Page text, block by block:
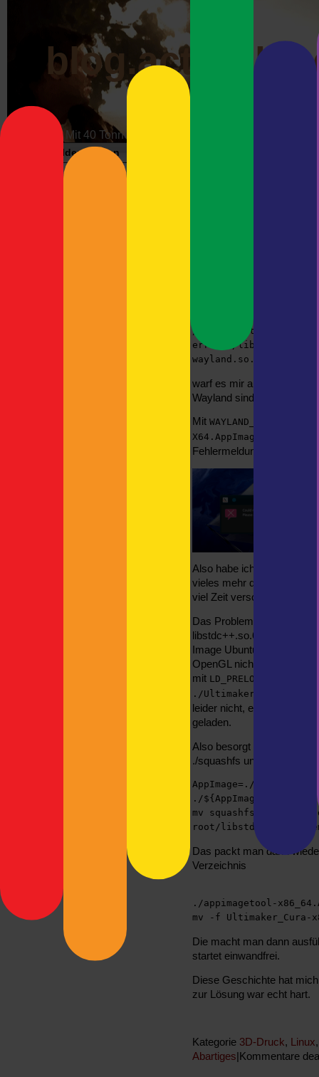
Mit 40 Tonnen über die Datenautobahn
Bildergalerien
/tmp/
error: /lib/x86_64-
wayland.so.1:
warf es mir auf der
Wayland sind schuld.
Mit
X64.AppImage
Fehlermeldung auf dem
Also habe ich
vieles mehr durchsucht,
viel Zeit verschwendet auf
Das Problem liegt etwas
libstdc++.so.6 ist
Image Ubuntu verwendet
OpenGL nicht finden kann
mit LD_PRELOAD=/
./Ultimaker-Cura-
leider nicht, es wird
geladen.
Also besorgt man sich
./squashfs und „löscht“
AppImage=./Ultimaker-
./${AppImage} --
mv squashfs-root/
root/
Das packt man dann
Verzeichnis
./appimagetool-
mv -f Ultimaker_Cura-
Die macht man dann
startet einwandfrei.
Diese Geschichte hat
zur Lösung war echt hart.
Kategorie 3D-Druck, Linux
Abartiges|Kommentare